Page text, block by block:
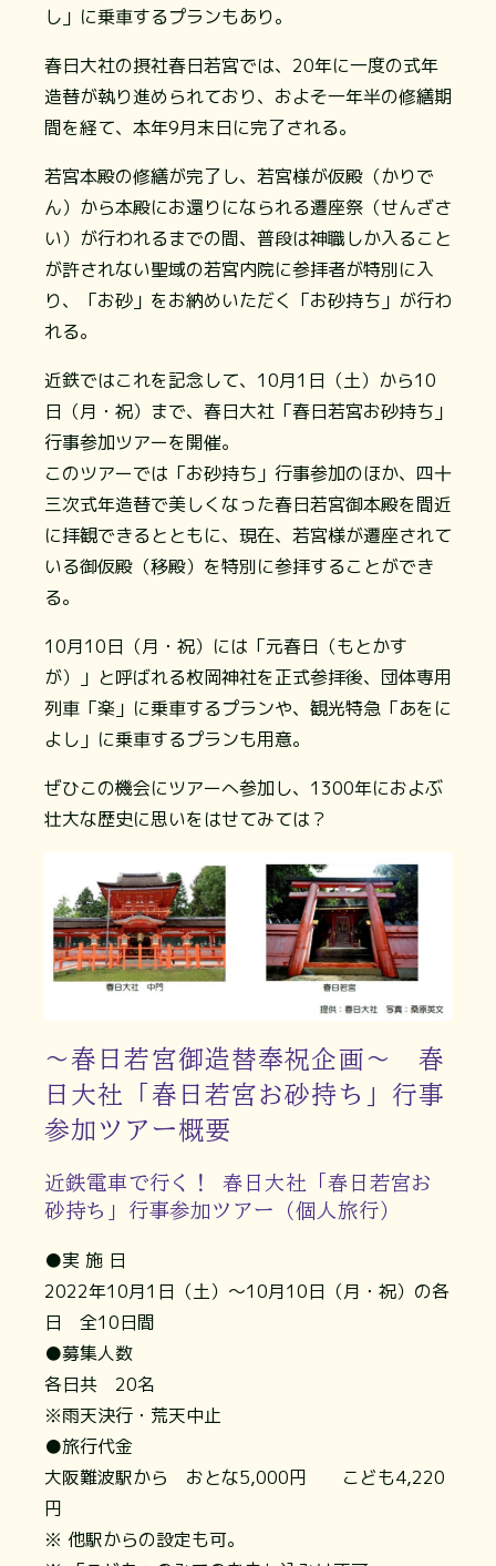
し」に乗車するプランもあり。
春日大社の摂社春日若宮では、20年に一度の式年
造替が執り進められており、およそ一年半の修繕期
間を経て、本年9月末日に完了される。
若宮本殿の修繕が完了し、若宮様が仮殿（かりで
ん）から本殿にお還りになられる遷座祭（せんざさ
い）が行われるまでの間、普段は神職しか入ること
が許されない聖域の若宮内院に参拝者が特別に入
り、「お砂」をお納めいただく「お砂持ち」が行わ
れる。
近鉄ではこれを記念して、10月1日（土）から10
日（月・祝）まで、春日大社「春日若宮お砂持ち」
行事参加ツアーを開催。
このツアーでは「お砂持ち」行事参加のほか、四十
三次式年造替で美しくなった春日若宮御本殿を間近
に拝観できるとともに、現在、若宮様が遷座されて
いる御仮殿（移殿）を特別に参拝することができ
る。
10月10日（月・祝）には「元春日（もとかす
が）」と呼ばれる枚岡神社を正式参拝後、団体専用
列車「楽」に乗車するプランや、観光特急「あをに
よし」に乗車するプランも用意。
ぜひこの機会にツアーへ参加し、1300年におよぶ
壮大な歴史に思いをはせてみては？
～春日若宮御造替奉祝企画～ 春
日大社「春日若宮お砂持ち」行事
参加ツアー概要
近鉄電車で行く！ 春日大社「春日若宮お
砂持ち」行事参加ツアー（個人旅行）
●実 施 日
2022年10月1日（土）～10月10日（月・祝）の各
日 全10日間
●募集人数
各日共 20名
※雨天決行・荒天中止
●旅行代金
大阪難波駅から おとな5,000円 こども4,220
円
※ 他駅からの設定も可。